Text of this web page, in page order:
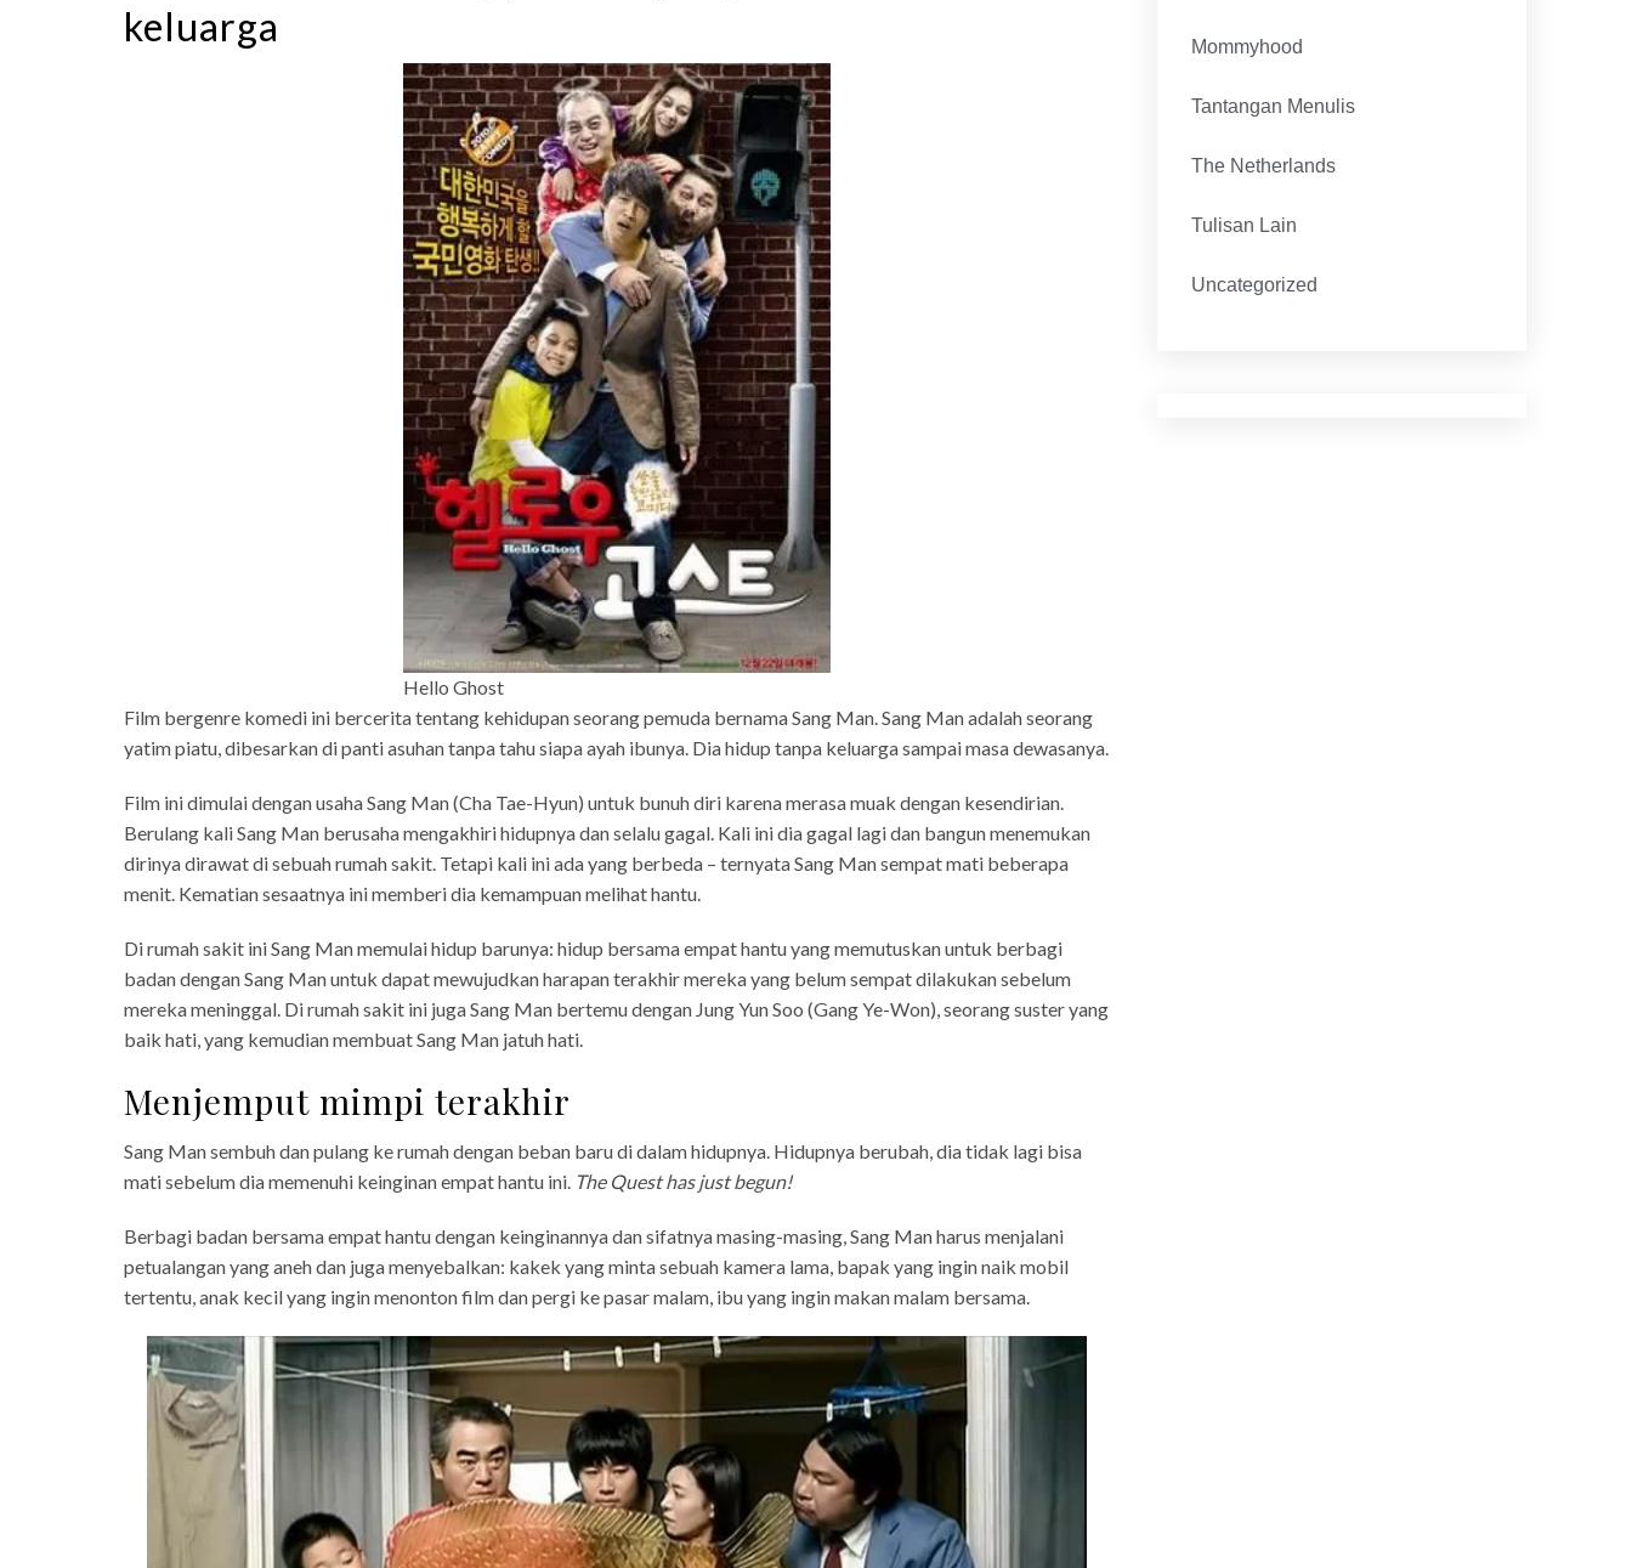
keluarga
Hello Ghost
Film bergenre komedi ini bercerita tentang kehidupan seorang pemuda bernama Sang Man. Sang Man adalah seorang
yatim piatu, dibesarkan di panti asuhan tanpa tahu siapa ayah ibunya. Dia hidup tanpa keluarga sampai masa dewasanya.
Film ini dimulai dengan usaha Sang Man (Cha Tae-Hyun) untuk bunuh diri karena merasa muak dengan kesendirian.
Berulang kali Sang Man berusaha mengakhiri hidupnya dan selalu gagal. Kali ini dia gagal lagi dan bangun menemukan
dirinya dirawat di sebuah rumah sakit. Tetapi kali ini ada yang berbeda – ternyata Sang Man sempat mati beberapa
menit. Kematian sesaatnya ini memberi dia kemampuan melihat hantu.
Di rumah sakit ini Sang Man memulai hidup barunya: hidup bersama empat hantu yang memutuskan untuk berbagi
badan dengan Sang Man untuk dapat mewujudkan harapan terakhir mereka yang belum sempat dilakukan sebelum
mereka meninggal. Di rumah sakit ini juga Sang Man bertemu dengan Jung Yun Soo (Gang Ye-Won), seorang suster yang
baik hati, yang kemudian membuat Sang Man jatuh hati.
Menjemput mimpi terakhir
Sang Man sembuh dan pulang ke rumah dengan beban baru di dalam hidupnya. Hidupnya berubah, dia tidak lagi bisa
mati sebelum dia memenuhi keinginan empat hantu ini. The Quest has just begun!
Berbagi badan bersama empat hantu dengan keinginannya dan sifatnya masing-masing, Sang Man harus menjalani
petualangan yang aneh dan juga menyebalkan: kakek yang minta sebuah kamera lama, bapak yang ingin naik mobil
tertentu, anak kecil yang ingin menonton film dan pergi ke pasar malam, ibu yang ingin makan malam bersama.
Mommyhood
Tantangan Menulis
The Netherlands
Tulisan Lain
Uncategorized